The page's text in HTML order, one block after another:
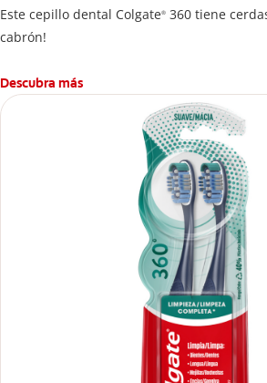
Este cepillo dental Colgate® 360 tiene
cabrón!
Descubra más